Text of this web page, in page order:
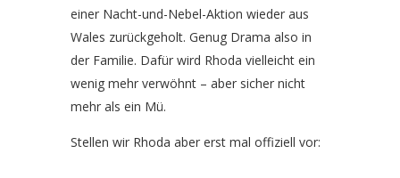
einer Nacht-und-Nebel-Aktion wieder aus
Wales zurückgeholt. Genug Drama also in
der Familie. Dafür wird Rhoda vielleicht ein
wenig mehr verwöhnt – aber sicher nicht
mehr als ein Mü.
Stellen wir Rhoda aber erst mal offiziell vor: